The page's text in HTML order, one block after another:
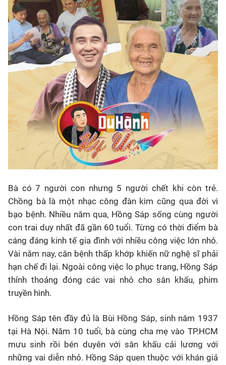
Bà có 7 người con nhưng 5 người chết khi còn trẻ.
Chồng bà là một nhạc công đàn kìm cũng qua đời vì
bạo bệnh. Nhiều năm qua, Hồng Sáp sống cùng người
con trai duy nhất đã gần 60 tuổi. Từng có thời điểm bà
cáng đáng kinh tế gia đình với nhiều công việc lớn nhỏ.
Vài năm nay, căn bệnh thấp khớp khiến nữ nghệ sĩ phải
hạn chế đi lại. Ngoài công việc lo phục trang, Hồng Sáp
thỉnh thoảng đóng các vai nhỏ cho sân khấu, phim
truyền hình.
Hồng Sáp tên đầy đủ là Bùi Hồng Sáp, sinh năm 1937
tại Hà Nội. Năm 10 tuổi, bà cùng cha mẹ vào TP.HCM
mưu sinh rồi bén duyên với sân khấu cải lương với
những vai diễn nhỏ. Hồng Sáp quen thuộc với khán giả